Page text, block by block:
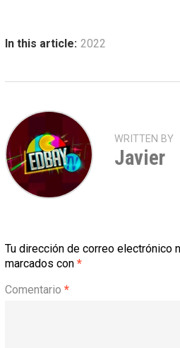
In this article: 2022
WRITTEN BY
Javier
Tu dirección de correo electrónico
marcados con *
Comentario *